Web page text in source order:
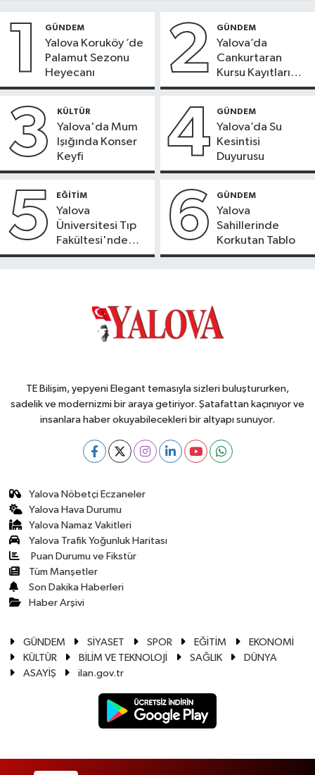
1 GÜNDEM
Yalova Koruköy ’de
Palamut Sezonu
Heyecanı
2 GÜNDEM
Yalova’da
Cankurtaran
Kursu Kayıtları
Başladı
3 KÜLTÜR
Yalova'da Mum
Işığında Konser
Keyfi
4 GÜNDEM
Yalova’da Su
Kesintisi
Duyurusu
5 EĞİTİM
Yalova
Üniversitesi Tıp
Fakültesi'nde
Yeni Dönem
6 GÜNDEM
Yalova
Sahillerinde
Korkutan Tablo
TE Bilişim, yepyeni Elegant temasıyla sizleri buluştururken,
sadelik ve modernizmi bir araya getiriyor. Şatafattan kaçınıyor ve
insanlara haber okuyabilecekleri bir altyapı sunuyor.
Yalova Nöbetçi Eczaneler
Yalova Hava Durumu
Yalova Namaz Vakitleri
Yalova Trafik Yoğunluk Haritası
Puan Durumu ve Fikstür
Tüm Manşetler
Son Dakika Haberleri
Haber Arşivi
GÜNDEM SİYASET SPOR EĞİTİM
EKONOMİ
KÜLTÜR
BİLİM VE TEKNOLOJİ SAĞLIK
DÜNYA
ASAYİŞ
ilan.gov.tr